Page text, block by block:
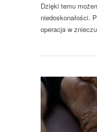
Dzięki temu
niedoskonałości.
operacja w